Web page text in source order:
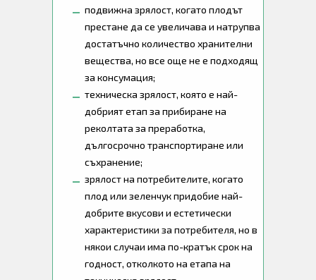
подвижна зрялост, когато плодът
престане да се увеличава и натрупва
достатъчно количество хранителни
вещества, но все още не е подходящ
за консумация;
техническа зрялост, която е най-
добрият етап за прибиране на
реколтата за преработка,
дългосрочно транспортиране или
съхранение;
зрялост на потребителите, когато
плод или зеленчук придобие най-
добрите вкусови и естетически
характеристики за потребителя, но в
някои случаи има по-кратък срок на
годност, отколкото на етапа на